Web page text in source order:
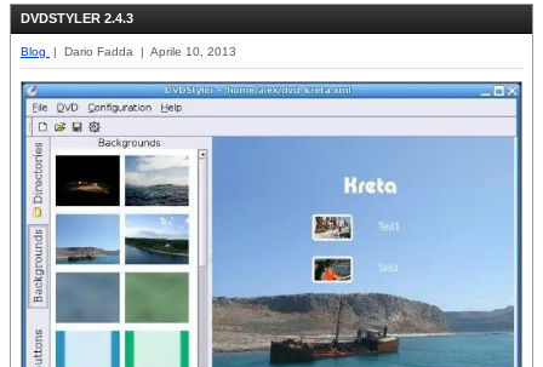
DVDSTYLER 2.4.3
Blog | Dario Fadda | Aprile 10, 2013